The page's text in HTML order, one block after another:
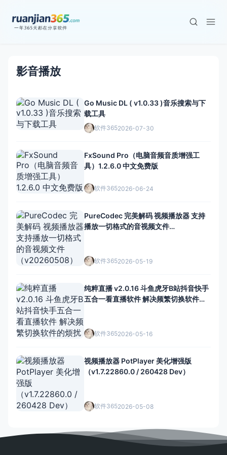
影音播放
Go Music DL ( v1.0.33 )音乐搜索与下
载工具
软件3652026-07-30
FxSound Pro（电脑音频音质增强工
具）1.2.6.0 中文免费版
软件3652026-06-24
PureCodec 完美解码 视频播放器 支持
播放一切格式的音视频文件
软件3652026-05-19
纯粹直播 v2.0.16 斗鱼虎牙B站抖音快手
五合一看直播软件 解决频繁切换软件的
软件3652026-05-16
视频播放器 PotPlayer 美化增强版
（v1.7.22860.0 / 260428 Dev）
软件3652026-05-08